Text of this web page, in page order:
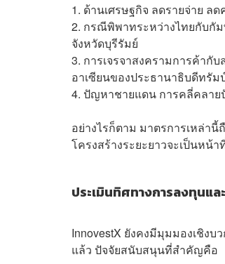
1. ด้านเศรษฐกิจ ลดรายจ่าย ล
2. กรณีพิพาทระหว่างไทยกับกั
จังหวัดบุรีรัมย์
3. การเจรจาสงครามการค้ากั
อาเซียนของประธานาธิบดีทรั
4. ปัญหาชายแดน การคลี่คลา
อย่างไรก็ตาม มาตรการเหล่า
โครงสร้างระยะยาวจะเป็นหน้
ประเมินทิศทางการลงทุนแล
InnovestX ยังคงมีมุมมองเชิง
แล้ว ปัจจัยสนับสนุนที่สำคัญคือ